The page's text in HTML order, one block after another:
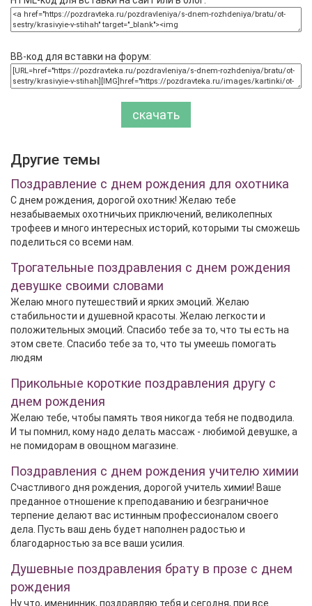
BB-код для вставки на форум:
скачать
Другие темы
Поздравление с днем рождения для охотника
С днем рождения, дорогой охотник! Желаю тебе
незабываемых охотничьих приключений, великолепных
трофеев и много интересных историй, которыми ты сможешь
поделиться со всеми нам.
Трогательные поздравления с днем рождения
девушке своими словами
Желаю много путешествий и ярких эмоций. Желаю
стабильности и душевной красоты. Желаю легкости и
положительных эмоций. Спасибо тебе за то, что ты есть на
этом свете. Спасибо тебе за то, что ты умеешь помогать
людям
Прикольные короткие поздравления другу с
днем рождения
Желаю тебе, чтобы память твоя никогда тебя не подводила.
И ты помнил, кому надо делать массаж - любимой девушке, а
не помидорам в овощном магазине.
Поздравления с днем рождения учителю химии
Счастливого дня рождения, дорогой учитель химии! Ваше
преданное отношение к преподаванию и безграничное
терпение делают вас истинным профессионалом своего
дела. Пусть ваш день будет наполнен радостью и
благодарностью за все ваши усилия.
Душевные поздравления брату в прозе с днем
рождения
Ну что, именинник, поздравляю тебя и сегодня, при все